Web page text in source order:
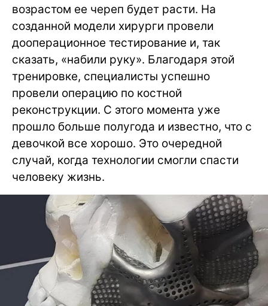
возрастом ее череп будет расти. На
созданной модели хирурги провели
дооперационное тестирование и, так
сказать, «набили руку». Благодаря этой
тренировке, специалисты успешно
провели операцию по костной
реконструкции. С этого момента уже
прошло больше полугода и известно, что с
девочкой все хорошо. Это очередной
случай, когда технологии смогли спасти
человеку жизнь.